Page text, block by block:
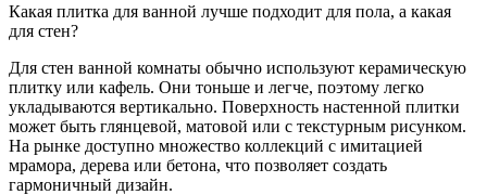
Какая плитка для ванной лучше подходит для пола, а какая
для стен?
Для стен ванной комнаты обычно используют керамическую
плитку или кафель. Они тоньше и легче, поэтому легко
укладываются вертикально. Поверхность настенной плитки
может быть глянцевой, матовой или с текстурным рисунком.
На рынке доступно множество коллекций с имитацией
мрамора, дерева или бетона, что позволяет создать
гармоничный дизайн.